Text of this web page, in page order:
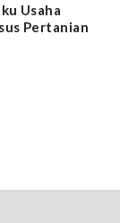
Usaha
Pertanian